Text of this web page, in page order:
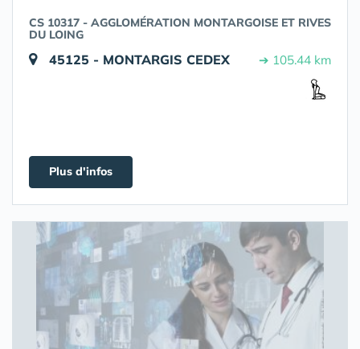
CS 10317 - AGGLOMÉRATION MONTARGOISE ET RIVES
DU LOING
45125 - MONTARGIS CEDEX ➔ 105.44 km
Plus d'infos